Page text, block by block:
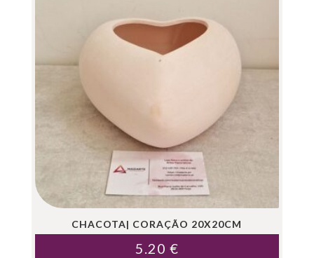
CHACOTA| CORAÇÃO 20X20CM
5.20 €